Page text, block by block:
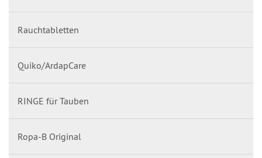
Rauchtabletten
Quiko/ArdapCare
RINGE für Tauben
Ropa-B Original